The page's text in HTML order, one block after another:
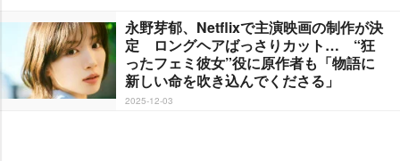
永野芽郁、Netflixで主演映画の制作が決
定 ロングヘアばっさりカット… “狂
ったフェミ彼女”役に原作者も「物語に
新しい命を吹き込んでくださる」
2025-12-03